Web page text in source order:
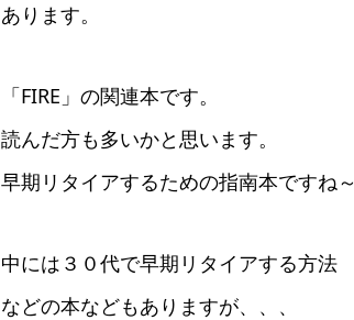
あります。
「FIRE」の関連本です。
読んだ方も多いかと思います。
早期リタイアするための指南本ですね～
中には３０代で早期リタイアする方法
などの本などもありますが、、、